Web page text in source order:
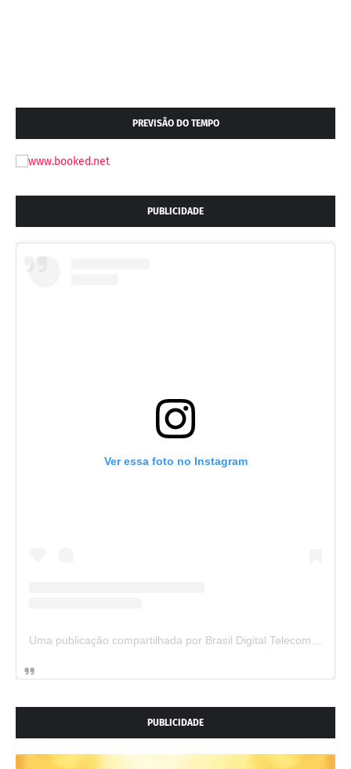
PREVISÃO DO TEMPO
PUBLICIDADE
Ver essa foto no Instagram
Uma publicação compartilhada por Brasil Digital Telecom (@brasildigitaltelecom)
PUBLICIDADE